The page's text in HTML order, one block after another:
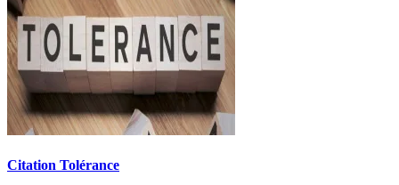
Citation Tolérance